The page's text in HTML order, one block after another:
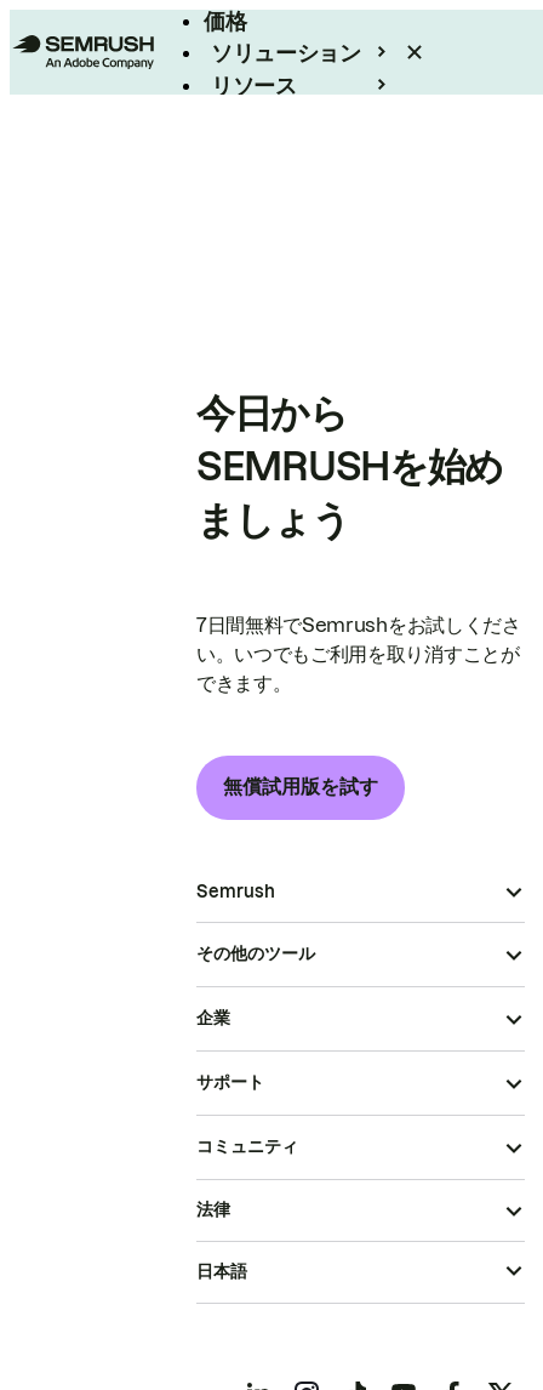
価格
ソリューション
リソース
今日から
SEMRUSHを始め
ましょう
7日間無料でSemrushをお試しくださ
い。いつでもご利用を取り消すことが
できます。
無償試用版を試す
Semrush
その他のツール
企業
サポート
コミュニティ
法律
日本語